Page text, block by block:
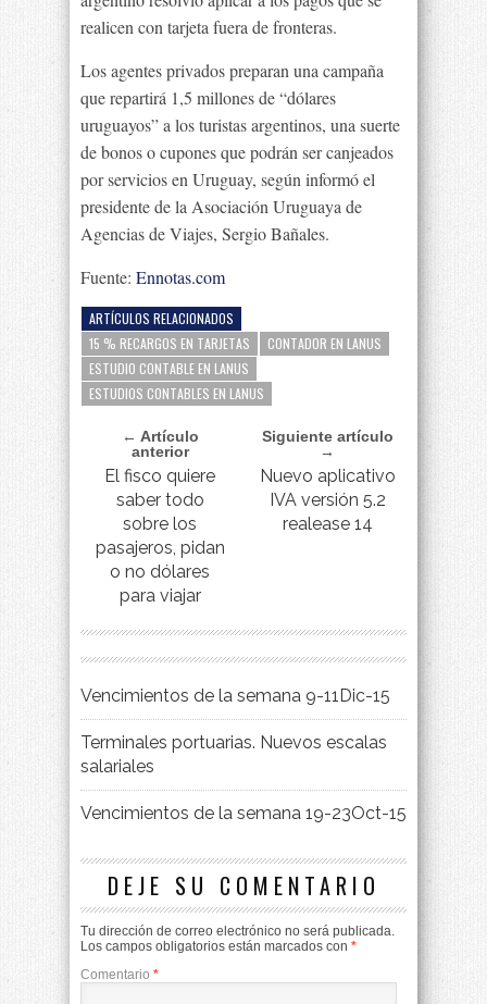
realicen con tarjeta fuera de fronteras.
Los agentes privados preparan una campaña
que repartirá 1,5 millones de “dólares
uruguayos” a los turistas argentinos, una suerte
de bonos o cupones que podrán ser canjeados
por servicios en Uruguay, según informó el
presidente de la Asociación Uruguaya de
Agencias de Viajes, Sergio Bañales.
Fuente: Ennotas.com
ARTÍCULOS RELACIONADOS
15 % RECARGOS EN TARJETAS
CONTADOR EN LANUS
ESTUDIO CONTABLE EN LANUS
ESTUDIOS CONTABLES EN LANUS
← Artículo
anterior
El fisco quiere
saber todo
sobre los
pasajeros, pidan
o no dólares
para viajar
Siguiente artículo
→
Nuevo aplicativo
IVA versión 5.2
realease 14
Vencimientos de la semana 9-11Dic-15
Terminales portuarias. Nuevos escalas
salariales
Vencimientos de la semana 19-23Oct-15
DEJE SU COMENTARIO
Tu dirección de correo electrónico no será publicada.
Los campos obligatorios están marcados con *
Comentario *